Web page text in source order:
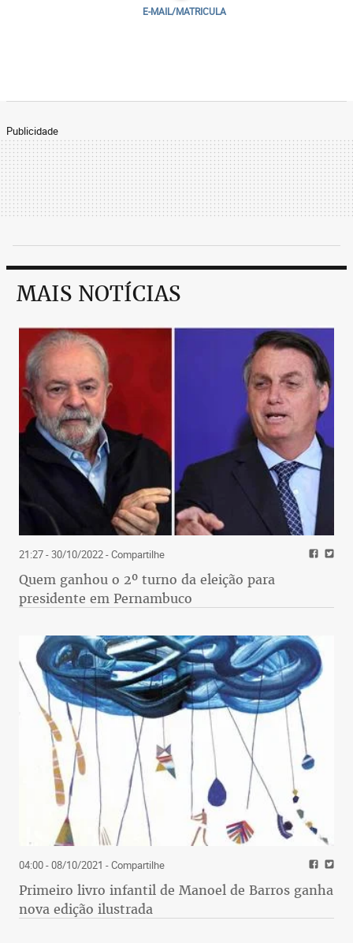
E-MAIL/MATRICULA
Publicidade
MAIS NOTÍCIAS
21:27 - 30/10/2022- Compartilhe
Quem ganhou o 2º turno da eleição para
presidente em Pernambuco
04:00 - 08/10/2021 - Compartilhe
Primeiro livro infantil de Manoel de Barros ganha
nova edição ilustrada